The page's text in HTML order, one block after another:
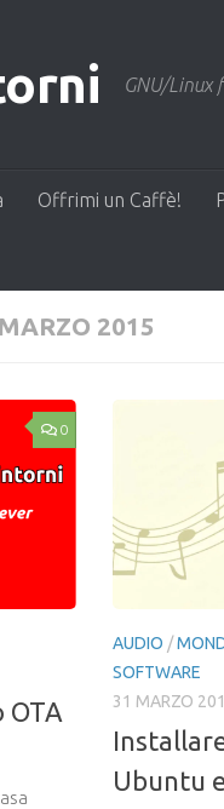
GNU/Linux
Offrimi un Caffè!
MARZO 2015
0
OTA
AUDIO /
SOFTWARE
31 MARZO
Ubuntu